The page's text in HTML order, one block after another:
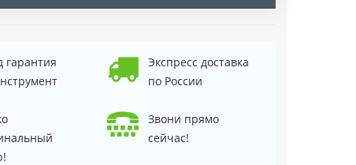
гарантия
Экспресс доставка
по России
Звони прямо
сейчас!